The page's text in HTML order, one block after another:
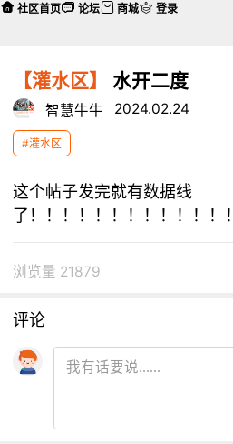
【灌水区】 水开二度
智慧牛牛 2024.02.24
#灌水区
这个帖子发完就有数据线
了！！！！！！！！！！！！！
浏览量 21879
评论
社区首页 论坛 商城 登录